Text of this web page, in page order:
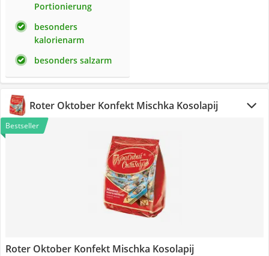
Portionierung
besonders
kalorienarm
besonders salzarm
Roter Oktober Konfekt Mischka Kosolapij
Bestseller
Roter Oktober Konfekt Mischka Kosolapij